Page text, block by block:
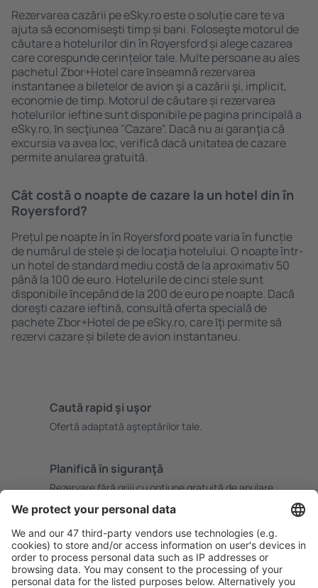
Rezervarea cazării pe eSky.ro este o soluție care te va
ajuta să economiseşti timp și bani. Foloseşte motorul de
căutare a hotelurilor din în Royersford și alege cazarea
care corespunde cerințelor tale. Multe persoane au ales
pachetul Zbor+Hotel care ȋnseamnă rezervarea
instantanee a biletelor de avion şi a cazării şi, implicit,
economie de timp. Motorul de căutare și rezervarea
hotelurilor ieftine sunt disponibile pe pagina principală a
eSky.ro, ȋn secţiunea "Cazare". Dacă nu ai garanţia că
excursia va avea loc, verifică dacă unitatea de cazare
permite anularea gratuită.
Cât costă o noapte de cazare la un hotel din în
Royersford?
Prețul pe noapte în în Royersford poate varia în funcție
de numărul de stele și de locaţia hotelului. O noapte într-
un hotel de standard mediu costă de la aproximativ 50
până la 100 de euro. Hotelurile de cinci stele sunt
disponibile ȋncepând de la 200 de euro pe noapte. Dacă
doreşti cazare ieftină, consultă oferta specială de
pachete Zbor+Hotel de pe eSky.ro, care ȋţi permite să
rezervi cazare și bilete de avion instantaneu.
Caută rapid şi uşor
Ofertă adaptată aşteptărilor tale.
Planifică ȋn siguranţă
Rezervare fără griji cu opțiune gratuită de anulare.
Economiseşte mai mult
Prețuri atractive și oferte speciale pentru utilizatorii
conectați.